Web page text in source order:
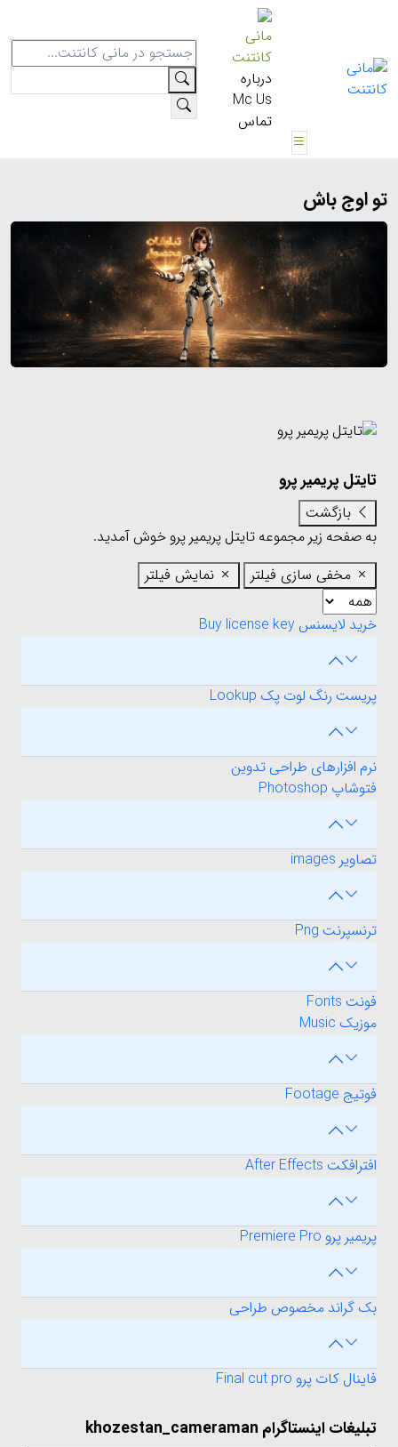
مانی
کانتنت
درباره
Mc Us
تماس
تو اوج باش
تایتل پریمیر پرو
به صفحه زیر مجموعه تایتل پریمیر پرو خوش آمدید.
مخفی سازی فیلتر
نمایش فیلتر
خرید لایسنس Buy license key
پریست رنگ لوت پک Lookup
نرم افزارهای طراحی تدوین
فتوشاپ Photoshop
تصاویر images
ترنسپرنت Png
فونت Fonts
موزیک Music
فوتیج Footage
افترافکت After Effects
پریمیر پرو Premiere Pro
بک گراند مخصوص طراحی
فاینال کات پرو Final cut pro
تبلیغات اینستاگرام khozestan_cameraman